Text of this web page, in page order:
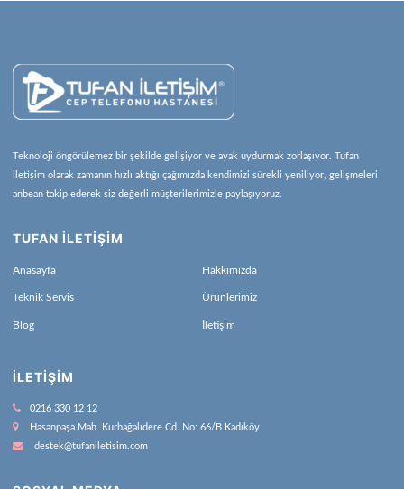
Teknoloji öngörülemez bir şekilde gelişiyor ve ayak uydurmak zorlaşıyor. Tufan
iletişim olarak zamanın hızlı aktığı çağımızda kendimizi sürekli yeniliyor, gelişmeleri
anbean takip ederek siz değerli müşterilerimizle paylaşıyoruz.
TUFAN İLETİŞİM
Anasayfa Hakkımızda
Teknik Servis Ürünlerimiz
Blog İletişim
İLETIŞIM
0216 330 12 12
Hasanpaşa Mah. Kurbağalıdere Cd. No: 66/B Kadıköy
destek@tufaniletisim.com